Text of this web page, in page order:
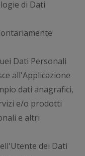
di Dati
Dati Personali
all'Applicazione
dati anagrafici,
e/o prodotti
e altri
dei Dati